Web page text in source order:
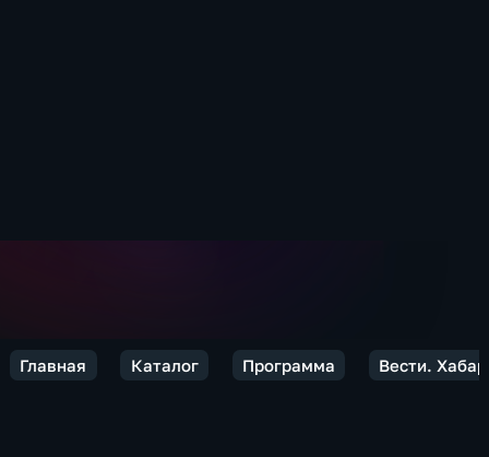
Главная Каталог Программа Вести.